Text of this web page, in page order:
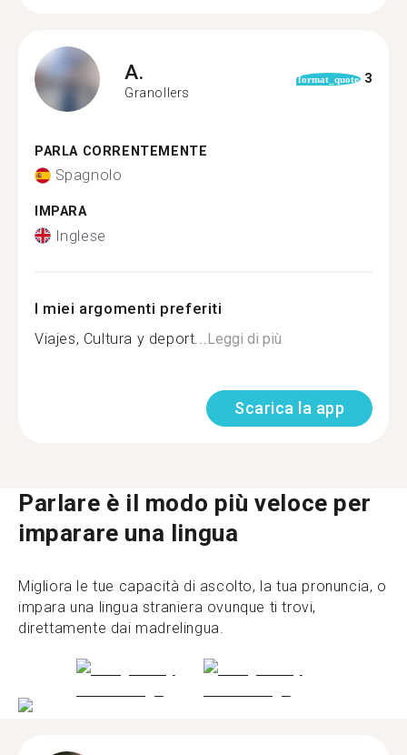
A.
Granollers
format_quote 3
PARLA CORRENTEMENTE
Spagnolo
IMPARA
Inglese
I miei argomenti preferiti
Viajes, Cultura y deport... Leggi di più
Scarica la app
Parlare è il modo più veloce per
imparare una lingua
Migliora le tue capacità di ascolto, la tua pronuncia, o
impara una lingua straniera ovunque ti trovi,
direttamente dai madrelingua.